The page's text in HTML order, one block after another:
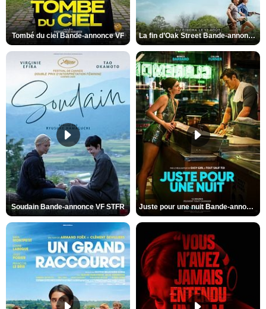
Tombé du ciel Bande-annonce VF La fin d’Oak Street Bande-annonce VO STFR
Soudain Bande-annonce VF STFR Juste pour une nuit Bande-annonce VO STFR